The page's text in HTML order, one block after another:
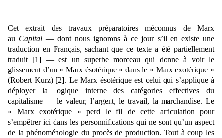
Cet extrait des travaux préparatoires méconnus de Marx
au Capital — dont nous ignorons à ce jour s’il en existe une
traduction en Français, sachant que ce texte a été partiellement
traduit [1] — est un superbe morceau qui donne à voir le
glissement d’un « Marx ésotérique » dans le « Marx exotérique »
(Robert Kurz) [2]. Le Marx ésotérique est celui qui s’applique à
déployer la logique interne des catégories effectives du
capitalisme — le valeur, l’argent, le travail, la marchandise. Le
« Marx exotérique » perd le fil de cette articulation pour
s’empêtrer ici dans les personnifications qui ne sont qu’un aspect
de la phénoménologie du procès de production. Tout à coup les